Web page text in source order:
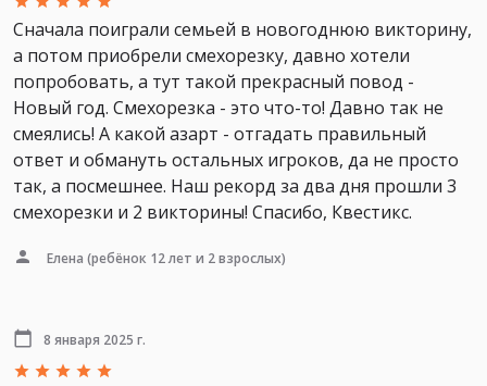
Сначала поиграли семьей в новогоднюю викторину,
а потом приобрели смехорезку, давно хотели
попробовать, а тут такой прекрасный повод -
Новый год. Смехорезка - это что-то! Давно так не
смеялись! А какой азарт - отгадать правильный
ответ и обмануть остальных игроков, да не просто
так, а посмешнее. Наш рекорд за два дня прошли 3
смехорезки и 2 викторины! Спасибо, Квестикс.
Елена (ребёнок 12 лет и 2 взрослых)
8 января 2025 г.